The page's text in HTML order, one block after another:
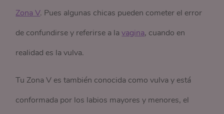
Zona V. Pues algunas chicas pueden cometer el error
de confundirse y referirse a lavagina, cuando en
realidad es la vulva.
Tu Zona V es también conocida como vulva y está
conformada por los labios mayores y menores, el